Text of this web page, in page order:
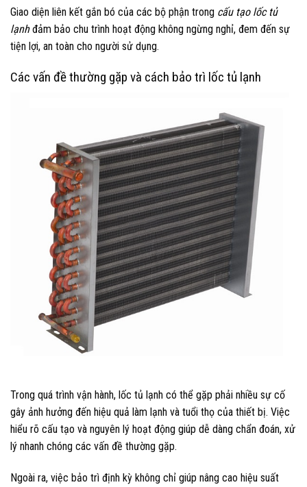
Giao diện liên kết gắn bó của các bộ phận trong cấu tạo lốc tủ
lạnhđảm bảo chu trình hoạt động không ngừng nghỉ, đem đến sự
tiện lợi, an toàn cho người sử dụng.
Các vấn đề thường gặp và cách bảo trì lốc tủ lạnh
Trong quá trình vận hành, lốc tủ lạnh có thể gặp phải nhiều sự cố
gây ảnh hưởng đến hiệu quả làm lạnh và tuổi thọ của thiết bị. Việc
hiểu rõ cấu tạo và nguyên lý hoạt động giúp dễ dàng chẩn đoán, xử
lý nhanh chóng các vấn đề thường gặp.
Ngoài ra, việc bảo trì định kỳ không chỉ giúp nâng cao hiệu suất